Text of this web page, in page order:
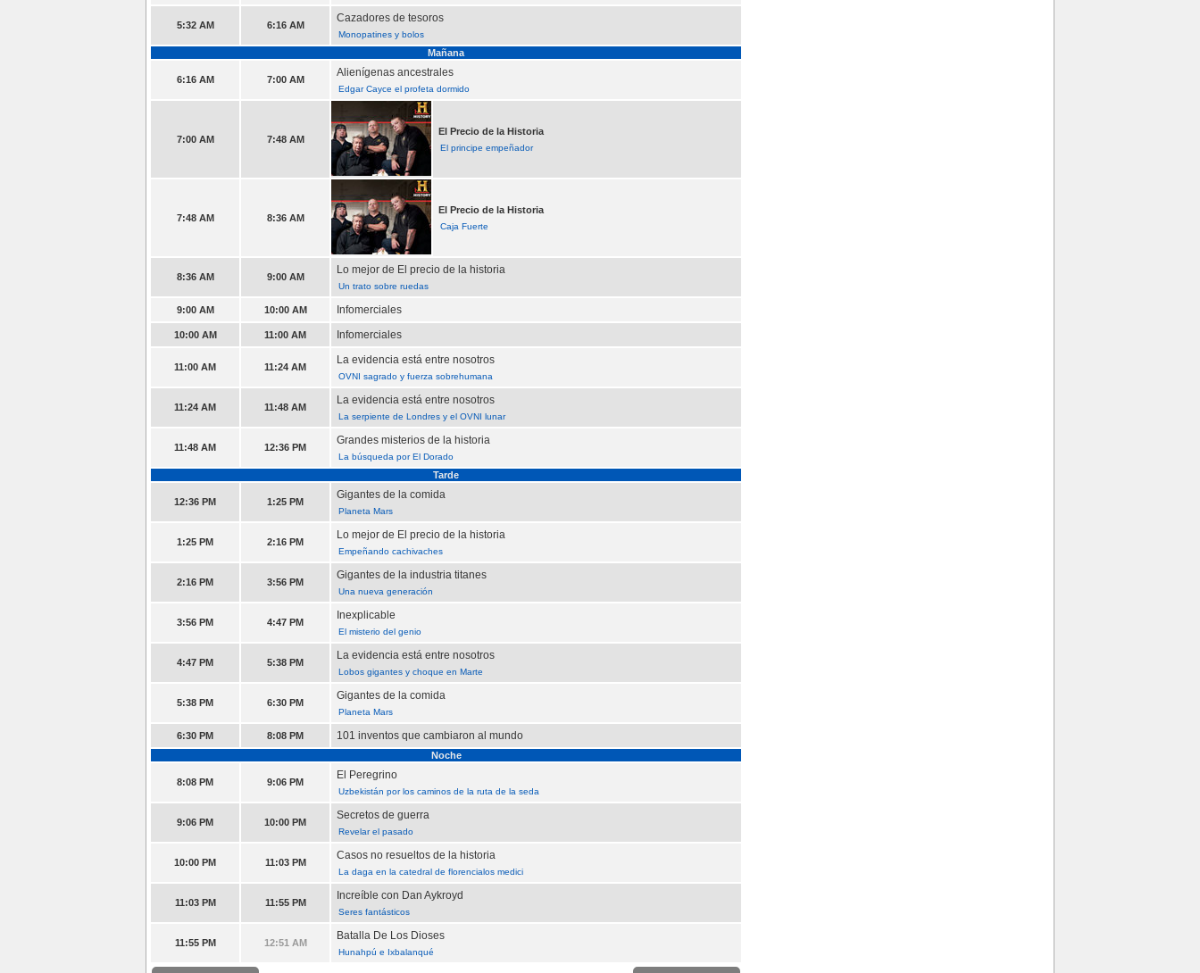
5:32 AM 6:16 AM
Cazadores de tesoros
Monopatines y bolos
Mañana
6:16 AM 7:00 AM
Alienígenas ancestrales
Edgar Cayce el profeta dormido
7:00 AM 7:48 AM
El Precio de la Historia
El principe empeñador
7:48 AM 8:36 AM
El Precio de la Historia
Caja Fuerte
8:36 AM 9:00 AM
Lo mejor de El precio de la historia
Un trato sobre ruedas
9:00 AM 10:00 AM Infomerciales
10:00 AM 11:00 AM Infomerciales
11:00 AM 11:24 AM
La evidencia está entre nosotros
OVNI sagrado y fuerza sobrehumana
11:24 AM 11:48 AM
La evidencia está entre nosotros
La serpiente de Londres y el OVNI lunar
11:48 AM 12:36 PM
Grandes misterios de la historia
La búsqueda por El Dorado
Tarde
12:36 PM 1:25 PM
Gigantes de la comida
Planeta Mars
1:25 PM 2:16 PM
Lo mejor de El precio de la historia
Empeñando cachivaches
2:16 PM 3:56 PM
Gigantes de la industria titanes
Una nueva generación
3:56 PM 4:47 PM
Inexplicable
El misterio del genio
4:47 PM 5:38 PM
La evidencia está entre nosotros
Lobos gigantes y choque en Marte
5:38 PM 6:30 PM
Gigantes de la comida
Planeta Mars
6:30 PM 8:08 PM 101 inventos que cambiaron al mundo
Noche
8:08 PM 9:06 PM
El Peregrino
Uzbekistán por los caminos de la ruta de la seda
9:06 PM 10:00 PM
Secretos de guerra
Revelar el pasado
10:00 PM 11:03 PM
Casos no resueltos de la historia
La daga en la catedral de florencialos medici
11:03 PM 11:55 PM
Increíble con Dan Aykroyd
Seres fantásticos
11:55 PM 12:51 AM
Batalla De Los Dioses
Hunahpú e Ixbalanqué